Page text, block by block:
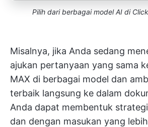
Pilih dari berbagai model AI di
Misalnya, jika Anda sedang
ajukan pertanyaan yang sama
MAX di berbagai model dan
terbaik langsung ke dalam
Anda dapat membentuk
dan dengan masukan yang